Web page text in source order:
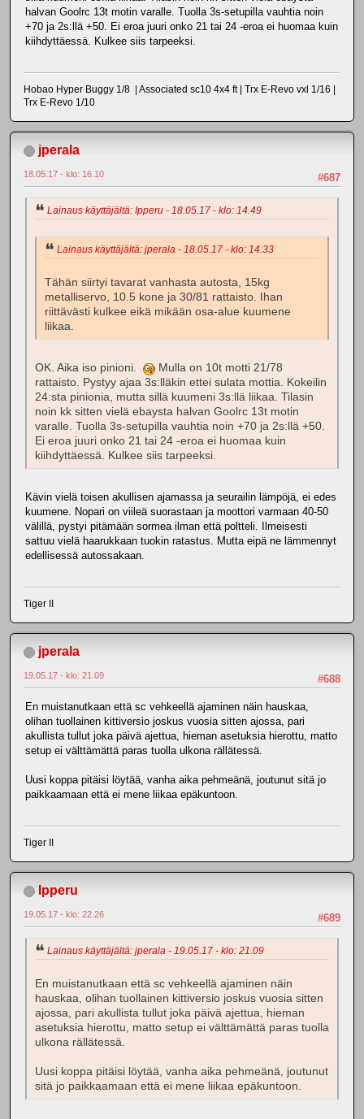
halvan Goolrc 13t motin varalle. Tuolla 3s-setupilla vauhtia noin
+70 ja 2s:llä +50. Ei eroa juuri onko 21 tai 24 -eroa ei huomaa kuin
kiihdyttäessä. Kulkee siis tarpeeksi.
Hobao Hyper Buggy 1/8 | Associated sc10 4x4 ft | Trx E-Revo vxl 1/16 |
Trx E-Revo 1/10
jperala
#687
18.05.17 - klo: 16.10
Lainaus käyttäjältä: Ipperu - 18.05.17 - klo: 14.49
Lainaus käyttäjältä: jperala - 18.05.17 - klo: 14.33
Tähän siirtyi tavarat vanhasta autosta, 15kg
metalliservo, 10.5 kone ja 30/81 rattaisto. Ihan
riittävästi kulkee eikä mikään osa-alue kuumene
liikaa.
OK. Aika iso pinioni.
Mulla on 10t motti 21/78
rattaisto. Pystyy ajaa 3s:lläkin ettei sulata mottia. Kokeilin
24:sta pinionia, mutta sillä kuumeni 3s:llä liikaa. Tilasin
noin kk sitten vielä ebaysta halvan Goolrc 13t motin
varalle. Tuolla 3s-setupilla vauhtia noin +70 ja 2s:llä +50.
Ei eroa juuri onko 21 tai 24 -eroa ei huomaa kuin
kiihdyttäessä. Kulkee siis tarpeeksi.
Kävin vielä toisen akullisen ajamassa ja seurailin lämpöjä, ei edes
kuumene. Nopari on viileä suorastaan ja moottori varmaan 40-50
välillä, pystyi pitämään sormea ilman että poltteli. Ilmeisesti
sattuu vielä haarukkaan tuokin ratastus. Mutta eipä ne lämmennyt
edellisessä autossakaan.
Tiger II
jperala
#688
19.05.17 - klo: 21.09
En muistanutkaan että sc vehkeellä ajaminen näin hauskaa,
olihan tuollainen kittiversio joskus vuosia sitten ajossa, pari
akullista tullut joka päivä ajettua, hieman asetuksia hierottu, matto
setup ei välttämättä paras tuolla ulkona rällätessä.
Uusi koppa pitäisi löytää, vanha aika pehmeänä, joutunut sitä jo
paikkaamaan että ei mene liikaa epäkuntoon.
Tiger II
Ipperu
#689
19.05.17 - klo: 22.26
Lainaus käyttäjältä: jperala - 19.05.17 - klo: 21.09
En muistanutkaan että sc vehkeellä ajaminen näin
hauskaa, olihan tuollainen kittiversio joskus vuosia sitten
ajossa, pari akullista tullut joka päivä ajettua, hieman
asetuksia hierottu, matto setup ei välttämättä paras tuolla
ulkona rällätessä.
Uusi koppa pitäisi löytää, vanha aika pehmeänä, joutunut
sitä jo paikkaamaan että ei mene liikaa epäkuntoon.